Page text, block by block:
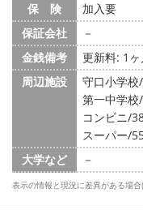
保 険
加入要
保証会社
－
金銭備考
更新料: 1ヶ
周辺施設
守口小学
第一中学
コンビニ/
スーパー/
大学など
－
表示の情報と現況に差異がある場合